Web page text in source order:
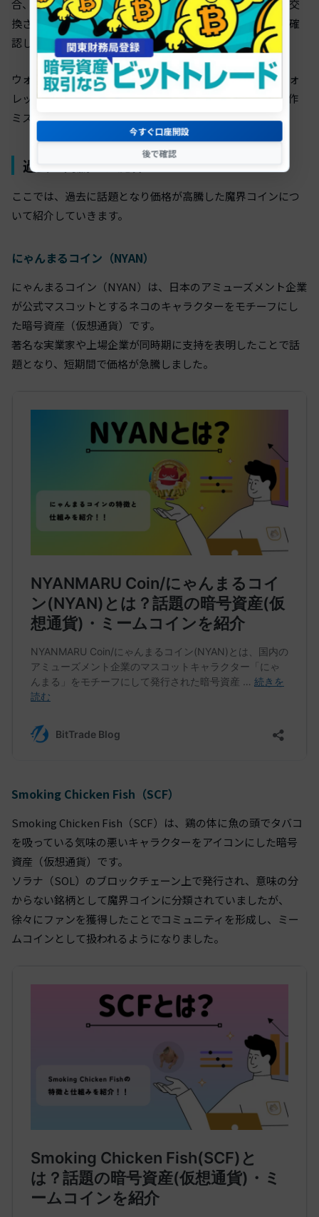
合、スリッページにより想定した価格よりも不利な価格で交
換されてしまうため、少額から購入して価格の変動をよく確
認しましょう。
ウォレットでの具体的な交換方法については、ご利用のウォ
レットによって異なりますので、フィッシングサイトや操作
ミスに気を付けて行ってください。
過去に高騰した魔界コイン
ここでは、過去に話題となり価格が高騰した魔界コインにつ
いて紹介していきます。
にゃんまるコイン（NYAN）
にゃんまるコイン（NYAN）は、日本のアミューズメント企業
が公式マスコットとするネコのキャラクターをモチーフにし
た暗号資産（仮想通貨）です。
著名な実業家や上場企業が同時期に支持を表明したことで話
題となり、短期間で価格が急騰しました。
Smoking Chicken Fish（SCF）
Smoking Chicken Fish（SCF）は、鶏の体に魚の頭でタバコ
を吸っている気味の悪いキャラクターをアイコンにした暗号
資産（仮想通貨）です。
ソラナ（SOL）のブロックチェーン上で発行され、意味の分
からない銘柄として魔界コインに分類されていましたが、
徐々にファンを獲得したことでコミュニティを形成し、ミー
ムコインとして扱われるようになりました。
今すぐ口座開設
後で確認